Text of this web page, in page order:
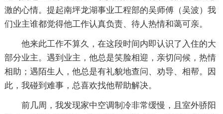
激的心情。提起南坪龙湖事业工程部的吴师傅（吴波）我
们业主谁都觉得他工作认真负责、待人热情和蔼可亲。
他来此工作不算久，在这段时间内即认识了入住的大
部分业主。遇到业主，他总是笑脸相迎，亲切问候，热情
相助；遇陌生人，他总是有礼貌地查问、劝导、相帮。因
此，我碰到难事，总喜欢找他帮助解决。
前几周，我发现家中空调制冷非常缓慢，且室外骄阳